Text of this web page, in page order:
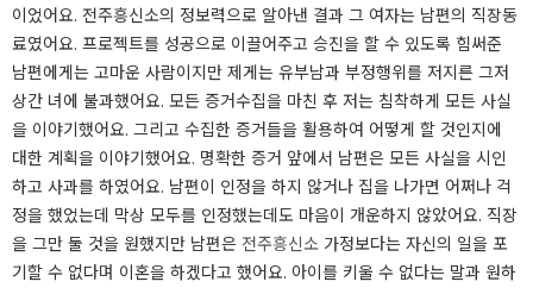
이었어요. 전주흥신소의 정보력으로 알아낸 결과 그 여자는 남편의 직장동
료였어요. 프로젝트를 성공으로 이끌어주고 승진을 할 수 있도록 힘써준
남편에게는 고마운 사람이지만 제게는 유부남과 부정행위를 저지른 그저
상간 녀에 불과했어요. 모든 증거수집을 마친 후 저는 침착하게 모든 사실
을 이야기했어요. 그리고 수집한 증거들을 활용하여 어떻게 할 것인지에
대한 계획을 이야기했어요. 명확한 증거 앞에서 남편은 모든 사실을 시인
하고 사과를 하였어요. 남편이 인정을 하지 않거나 집을 나가면 어쩌나 걱
정을 했었는데 막상 모두를 인정했는데도 마음이 개운하지 않았어요. 직장
을 그만 둘 것을 원했지만 남편은 전주흥신소 가정보다는 자신의 일을 포
기할 수 없다며 이혼을 하겠다고 했어요. 아이를 키울 수 없다는 말과 원하